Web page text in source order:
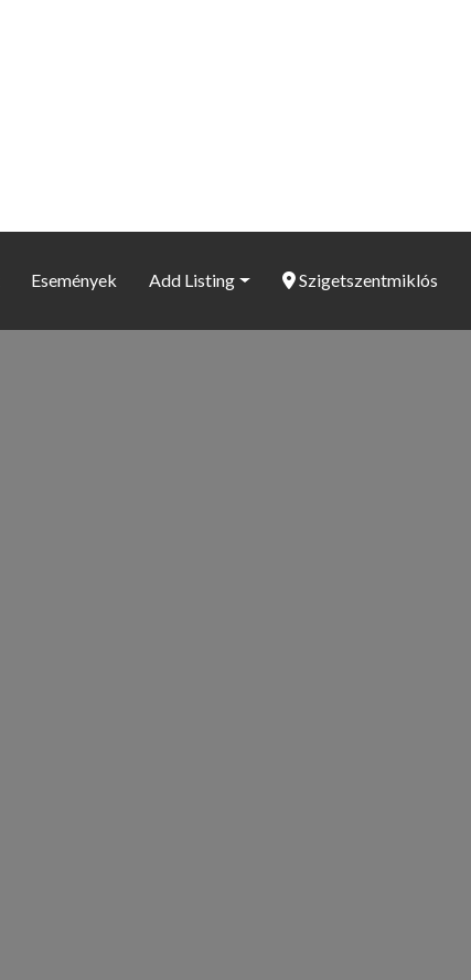
Események Add Listing Szigetszentmiklós